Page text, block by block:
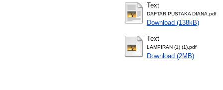
Text
DAFTAR PUSTAKA DIANA.pdf
Download (138kB)
Text
LAMPIRAN (1) (1).pdf
Download (2MB)